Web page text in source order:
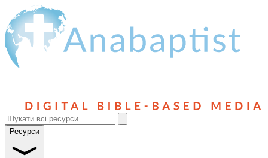
Ресурси